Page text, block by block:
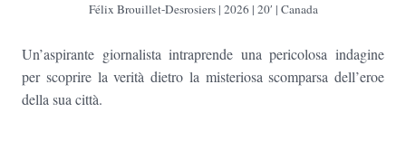
Félix Brouillet-Desrosiers| 2026 | 20′ | Canada
Un’aspirante giornalista intraprende una pericolosa indagine
per scoprire la verità dietro la misteriosa scomparsa dell’eroe
della sua città.